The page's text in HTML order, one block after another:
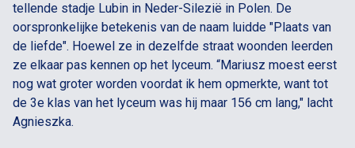
tellende stadje Lubin in Neder-Silezië in Polen. De
oorspronkelijke betekenis van de naam luidde "Plaats van
de liefde". Hoewel ze in dezelfde straat woonden leerden
ze elkaar pas kennen op het lyceum. “Mariusz moest eerst
nog wat groter worden voordat ik hem opmerkte, want tot
de 3e klas van het lyceum was hij maar 156 cm lang," lacht
Agnieszka.